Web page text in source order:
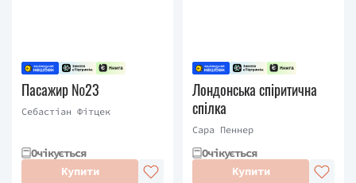
Пасажир №23
Себастіан Фітцек
Очікується
Купити
Лондонська спіритична
спілка
Сара Пеннер
Очікується
Купити